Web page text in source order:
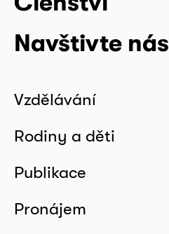
Navštivte nás
Vzdělávání
Rodiny a děti
Publikace
Pronájem